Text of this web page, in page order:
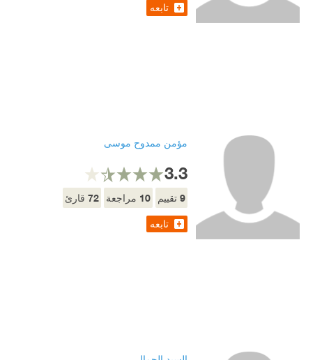
تابعه
مؤمن ممدوح موسى
3.3
9 تقييم 10 مراجعة 72 قارئ
تابعه